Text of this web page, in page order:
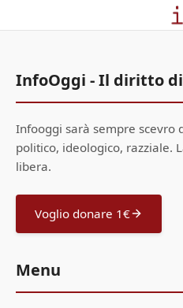
InfoOggi - Il diritto
Infooggi sarà sempre scevro
politico, ideologico, razziale.
libera.
Voglio donare 1€
Menu